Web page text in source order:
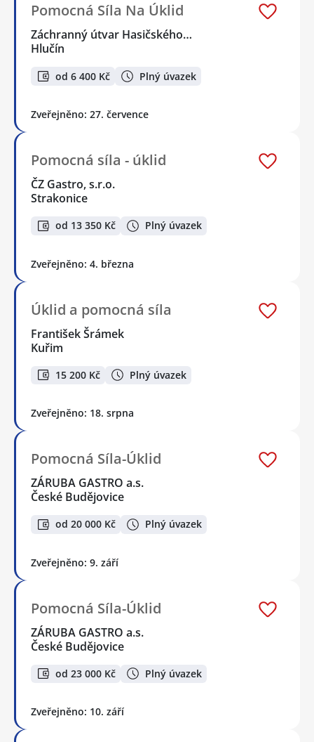
Pomocná Síla Na Úklid
Záchranný útvar Hasičského…
Hlučín
od 6 400 Kč Plný úvazek
Zveřejněno: 27. července
Pomocná síla - úklid
ČZ Gastro, s.r.o.
Strakonice
od 13 350 Kč Plný úvazek
Zveřejněno: 4. března
Úklid a pomocná síla
František Šrámek
Kuřim
15 200 Kč Plný úvazek
Zveřejněno: 18. srpna
Pomocná Síla-Úklid
ZÁRUBA GASTRO a.s.
České Budějovice
od 20 000 Kč Plný úvazek
Zveřejněno: 9. září
Pomocná Síla-Úklid
ZÁRUBA GASTRO a.s.
České Budějovice
od 23 000 Kč Plný úvazek
Zveřejněno: 10. září